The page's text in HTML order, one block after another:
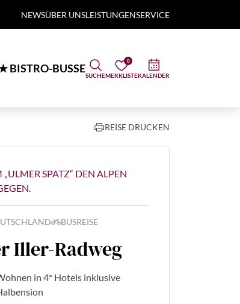
NEWSÜBER UNSLEISTUNGENSERVICE
BISTRO-BUSSE
SUCHE
0
MERKLISTEKALENDER
REISE DRUCKEN
SPATZ“ DEN ALPEN
BUSREISE
Iller-Radweg
in 4* Hotels inklusive